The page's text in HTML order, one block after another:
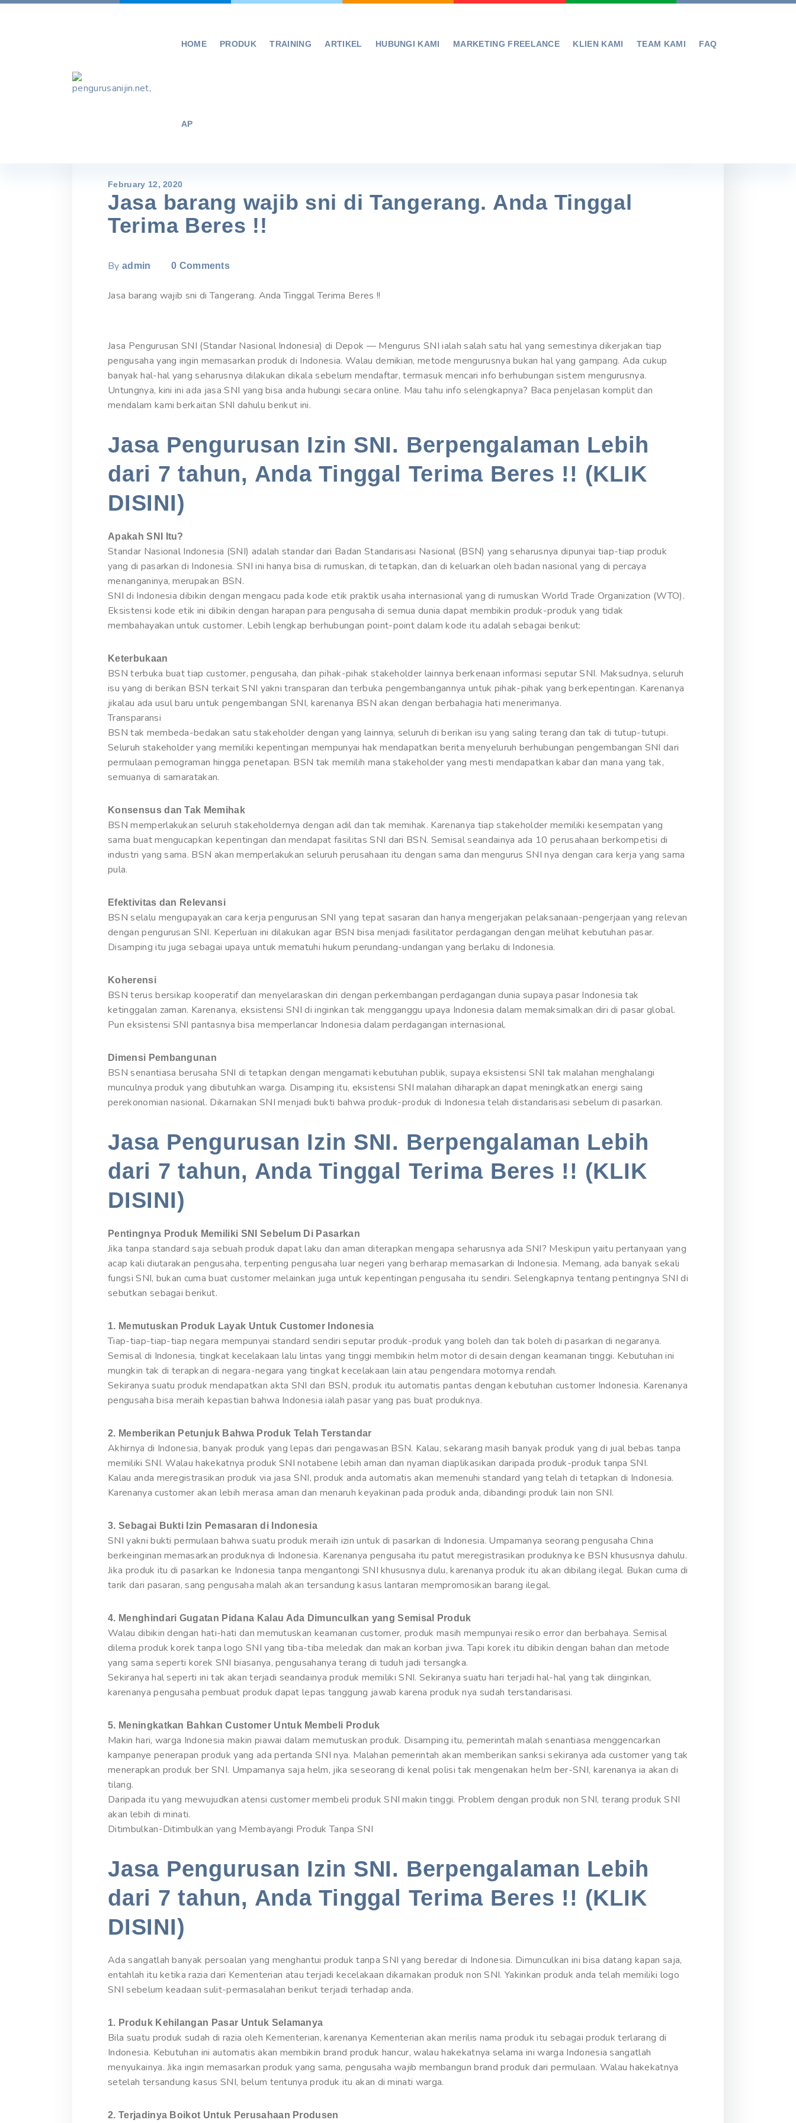
Skip
HOME PRODUK TRAINING ARTIKEL HUBUNGI KAMI MARKETING FREELANCE KLIEN KAMI TEAM KAMI FAQ
AP
February 12, 2020
Jasa barang wajib sni di Tangerang. Anda Tinggal
Terima Beres !!
By admin 0 Comments
Jasa barang wajib sni di Tangerang. Anda Tinggal Terima Beres !!
Jasa Pengurusan SNI (Standar Nasional Indonesia) di Depok — Mengurus SNI ialah salah satu hal yang semestinya dikerjakan tiap
pengusaha yang ingin memasarkan produk di Indonesia. Walau demikian, metode mengurusnya bukan hal yang gampang. Ada cukup
banyak hal-hal yang seharusnya dilakukan dikala sebelum mendaftar, termasuk mencari info berhubungan sistem mengurusnya.
Untungnya, kini ini ada jasa SNI yang bisa anda hubungi secara online. Mau tahu info selengkapnya? Baca penjelasan komplit dan
mendalam kami berkaitan SNI dahulu berikut ini.
Jasa Pengurusan Izin SNI. Berpengalaman Lebih
dari 7 tahun, Anda Tinggal Terima Beres !! (KLIK
DISINI)
Apakah SNI Itu?
Standar Nasional Indonesia (SNI) adalah standar dari Badan Standarisasi Nasional (BSN) yang seharusnya dipunyai tiap-tiap produk
yang di pasarkan di Indonesia. SNI ini hanya bisa di rumuskan, di tetapkan, dan di keluarkan oleh badan nasional yang di percaya
menanganinya, merupakan BSN.
SNI di Indonesia dibikin dengan mengacu pada kode etik praktik usaha internasional yang di rumuskan World Trade Organization (WTO).
Eksistensi kode etik ini dibikin dengan harapan para pengusaha di semua dunia dapat membikin produk-produk yang tidak
membahayakan untuk customer. Lebih lengkap berhubungan point-point dalam kode itu adalah sebagai berikut:
Keterbukaan
BSN terbuka buat tiap customer, pengusaha, dan pihak-pihak stakeholder lainnya berkenaan informasi seputar SNI. Maksudnya, seluruh
isu yang di berikan BSN terkait SNI yakni transparan dan terbuka pengembangannya untuk pihak-pihak yang berkepentingan. Karenanya
jikalau ada usul baru untuk pengembangan SNI, karenanya BSN akan dengan berbahagia hati menerimanya.
Transparansi
BSN tak membeda-bedakan satu stakeholder dengan yang lainnya, seluruh di berikan isu yang saling terang dan tak di tutup-tutupi.
Seluruh stakeholder yang memiliki kepentingan mempunyai hak mendapatkan berita menyeluruh berhubungan pengembangan SNI dari
permulaan pemograman hingga penetapan. BSN tak memilih mana stakeholder yang mesti mendapatkan kabar dan mana yang tak,
semuanya di samaratakan.
Konsensus dan Tak Memihak
BSN memperlakukan seluruh stakeholdernya dengan adil dan tak memihak. Karenanya tiap stakeholder memiliki kesempatan yang
sama buat mengucapkan kepentingan dan mendapat fasilitas SNI dari BSN. Semisal seandainya ada 10 perusahaan berkompetisi di
industri yang sama. BSN akan memperlakukan seluruh perusahaan itu dengan sama dan mengurus SNI nya dengan cara kerja yang sama
pula.
Efektivitas dan Relevansi
BSN selalu mengupayakan cara kerja pengurusan SNI yang tepat sasaran dan hanya mengerjakan pelaksanaan-pengerjaan yang relevan
dengan pengurusan SNI. Keperluan ini dilakukan agar BSN bisa menjadi fasilitator perdagangan dengan melihat kebutuhan pasar.
Disamping itu juga sebagai upaya untuk mematuhi hukum perundang-undangan yang berlaku di Indonesia.
Koherensi
BSN terus bersikap kooperatif dan menyelaraskan diri dengan perkembangan perdagangan dunia supaya pasar Indonesia tak
ketinggalan zaman. Karenanya, eksistensi SNI di inginkan tak mengganggu upaya Indonesia dalam memaksimalkan diri di pasar global.
Pun eksistensi SNI pantasnya bisa memperlancar Indonesia dalam perdagangan internasional.
Dimensi Pembangunan
BSN senantiasa berusaha SNI di tetapkan dengan mengamati kebutuhan publik, supaya eksistensi SNI tak malahan menghalangi
munculnya produk yang dibutuhkan warga. Disamping itu, eksistensi SNI malahan diharapkan dapat meningkatkan energi saing
perekonomian nasional. Dikarnakan SNI menjadi bukti bahwa produk-produk di Indonesia telah distandarisasi sebelum di pasarkan.
Jasa Pengurusan Izin SNI. Berpengalaman Lebih
dari 7 tahun, Anda Tinggal Terima Beres !! (KLIK
DISINI)
Pentingnya Produk Memiliki SNI Sebelum Di Pasarkan
Jika tanpa standard saja sebuah produk dapat laku dan aman diterapkan mengapa seharusnya ada SNI? Meskipun yaitu pertanyaan yang
acap kali diutarakan pengusaha, terpenting pengusaha luar negeri yang berharap memasarkan di Indonesia. Memang, ada banyak sekali
fungsi SNI, bukan cuma buat customer melainkan juga untuk kepentingan pengusaha itu sendiri. Selengkapnya tentang pentingnya SNI di
sebutkan sebagai berikut.
1. Memutuskan Produk Layak Untuk Customer Indonesia
Tiap-tiap-tiap-tiap negara mempunyai standard sendiri seputar produk-produk yang boleh dan tak boleh di pasarkan di negaranya.
Semisal di Indonesia, tingkat kecelakaan lalu lintas yang tinggi membikin helm motor di desain dengan keamanan tinggi. Kebutuhan ini
mungkin tak di terapkan di negara-negara yang tingkat kecelakaan lain atau pengendara motornya rendah.
Sekiranya suatu produk mendapatkan akta SNI dari BSN, produk itu automatis pantas dengan kebutuhan customer Indonesia. Karenanya
pengusaha bisa meraih kepastian bahwa Indonesia ialah pasar yang pas buat produknya.
2. Memberikan Petunjuk Bahwa Produk Telah Terstandar
Akhirnya di Indonesia, banyak produk yang lepas dari pengawasan BSN. Kalau, sekarang masih banyak produk yang di jual bebas tanpa
memiliki SNI. Walau hakekatnya produk SNI notabene lebih aman dan nyaman diaplikasikan daripada produk-produk tanpa SNI.
Kalau anda meregistrasikan produk via jasa SNI, produk anda automatis akan memenuhi standard yang telah di tetapkan di Indonesia.
Karenanya customer akan lebih merasa aman dan menaruh keyakinan pada produk anda, dibandingi produk lain non SNI.
3. Sebagai Bukti Izin Pemasaran di Indonesia
SNI yakni bukti permulaan bahwa suatu produk meraih izin untuk di pasarkan di Indonesia. Umpamanya seorang pengusaha China
berkeinginan memasarkan produknya di Indonesia. Karenanya pengusaha itu patut meregistrasikan produknya ke BSN khususnya dahulu.
Jika produk itu di pasarkan ke Indonesia tanpa mengantongi SNI khususnya dulu, karenanya produk itu akan dibilang ilegal. Bukan cuma di
tarik dari pasaran, sang pengusaha malah akan tersandung kasus lantaran mempromosikan barang ilegal.
4. Menghindari Gugatan Pidana Kalau Ada Dimunculkan yang Semisal Produk
Walau dibikin dengan hati-hati dan memutuskan keamanan customer, produk masih mempunyai resiko error dan berbahaya. Semisal
dilema produk korek tanpa logo SNI yang tiba-tiba meledak dan makan korban jiwa. Tapi korek itu dibikin dengan bahan dan metode
yang sama seperti korek SNI biasanya, pengusahanya terang di tuduh jadi tersangka.
Sekiranya hal seperti ini tak akan terjadi seandainya produk memiliki SNI. Sekiranya suatu hari terjadi hal-hal yang tak diinginkan,
karenanya pengusaha pembuat produk dapat lepas tanggung jawab karena produk nya sudah terstandarisasi.
5. Meningkatkan Bahkan Customer Untuk Membeli Produk
Makin hari, warga Indonesia makin piawai dalam memutuskan produk. Disamping itu, pemerintah malah senantiasa menggencarkan
kampanye penerapan produk yang ada pertanda SNI nya. Malahan pemerintah akan memberikan sanksi sekiranya ada customer yang tak
menerapkan produk ber SNI. Umpamanya saja helm, jika seseorang di kenal polisi tak mengenakan helm ber-SNI, karenanya ia akan di
tilang.
Daripada itu yang mewujudkan atensi customer membeli produk SNI makin tinggi. Problem dengan produk non SNI, terang produk SNI
akan lebih di minati.
Ditimbulkan-Ditimbulkan yang Membayangi Produk Tanpa SNI
Jasa Pengurusan Izin SNI. Berpengalaman Lebih
dari 7 tahun, Anda Tinggal Terima Beres !! (KLIK
DISINI)
Ada sangatlah banyak persoalan yang menghantui produk tanpa SNI yang beredar di Indonesia. Dimunculkan ini bisa datang kapan saja,
entahlah itu ketika razia dari Kementerian atau terjadi kecelakaan dikarnakan produk non SNI. Yakinkan produk anda telah memiliki logo
SNI sebelum keadaan sulit-permasalahan berikut terjadi terhadap anda.
1. Produk Kehilangan Pasar Untuk Selamanya
Bila suatu produk sudah di razia oleh Kementerian, karenanya Kementerian akan merilis nama produk itu sebagai produk terlarang di
Indonesia. Kebutuhan ini automatis akan membikin brand produk hancur, walau hakekatnya selama ini warga Indonesia sangatlah
menyukainya. Jika ingin memasarkan produk yang sama, pengusaha wajib membangun brand produk dari permulaan. Walau hakekatnya
setelah tersandung kasus SNI, belum tentunya produk itu akan di minati warga.
2. Terjadinya Boikot Untuk Perusahaan Produsen